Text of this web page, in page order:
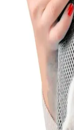
Kedi korkuluğu,
koruyan pratik
alanlarıyla kedilerin
Yerli Kedi
Seçenekler
Türkiye’de üretilen
seçenekler sunar.
içerik ve protein
Kedi Tüy
Güvenilir